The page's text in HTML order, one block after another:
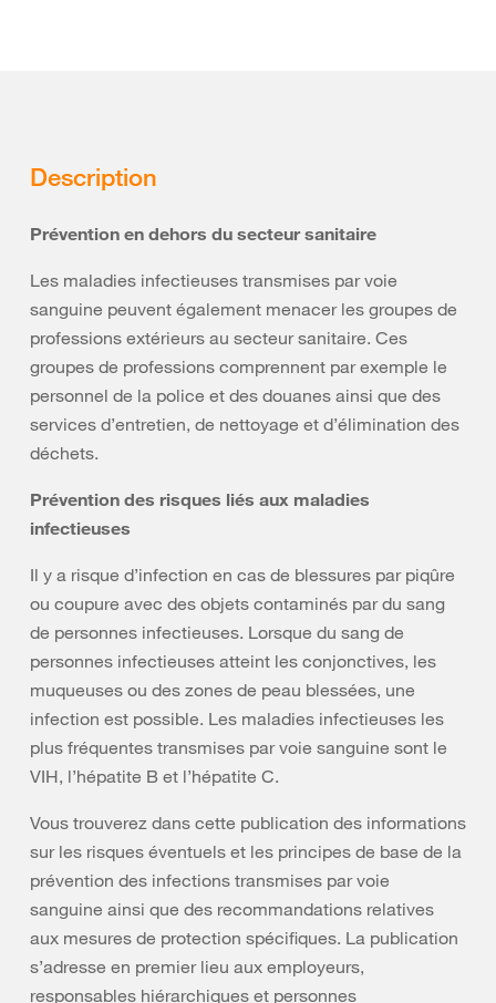
Description
Prévention en dehors du secteur sanitaire
Les maladies infectieuses transmises par voie
sanguine peuvent également menacer les groupes de
professions extérieurs au secteur sanitaire. Ces
groupes de professions comprennent par exemple le
personnel de la police et des douanes ainsi que des
services d’entretien, de nettoyage et d’élimination des
déchets.
Prévention des risques liés aux maladies
infectieuses
Il y a risque d’infection en cas de blessures par piqûre
ou coupure avec des objets contaminés par du sang
de personnes infectieuses. Lorsque du sang de
personnes infectieuses atteint les conjonctives, les
muqueuses ou des zones de peau blessées, une
infection est possible. Les maladies infectieuses les
plus fréquentes transmises par voie sanguine sont le
VIH, l’hépatite B et l’hépatite C.
Vous trouverez dans cette publication des informations
sur les risques éventuels et les principes de base de la
prévention des infections transmises par voie
sanguine ainsi que des recommandations relatives
aux mesures de protection spécifiques. La publication
s’adresse en premier lieu aux employeurs,
responsables hiérarchiques et personnes